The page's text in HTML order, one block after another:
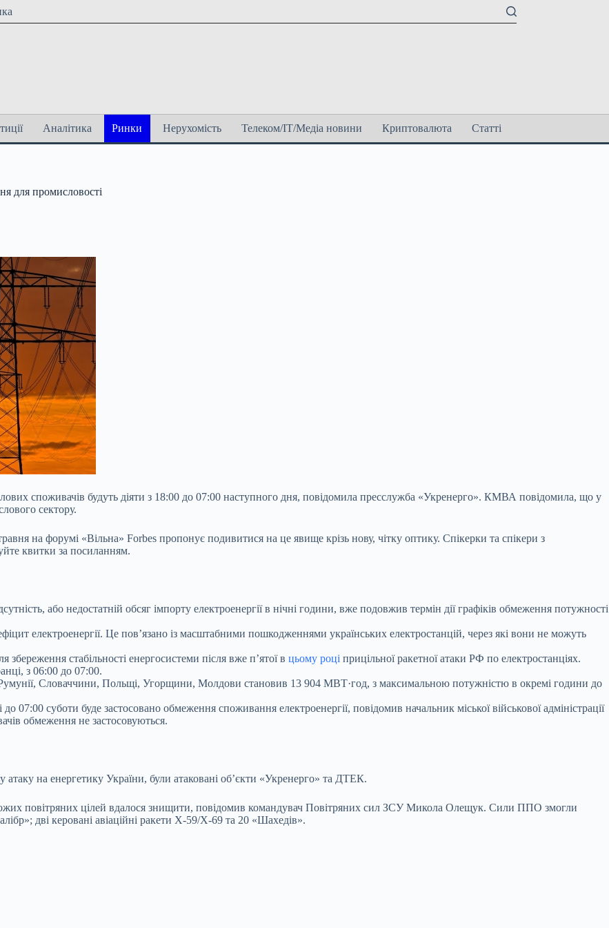
Аналітика Ринки Нерухомість Телеком/ІТ/Медіа новини Криптовалюта Статті
для промисловості
споживачів будуть діяти з 18:00 до 07:00 наступного дня, повідомила пресслужба «Укренерго». КМВА повідомила, що у
сектору.
на форумі «Вільна» Forbes пропонує подивитися на це явище крізь нову, чітку оптику. Спікерки та спікери з
квитки за посиланням.
або недостатній обсяг імпорту електроенергії в нічні години, вже подовжив термін дії графіків обмеження потужності
електроенергії. Це повʼязано із масштабними пошкодженнями українських електростанцій, через які вони не можуть
стабільності енергосистеми після вже п’ятої в цьому році прицільної ракетної атаки РФ по електростанціях.
з 06:00 до 07:00.
Румунії, Словаччини, Польщі, Угорщини, Молдови становив 13 904 МВТ·год, з максимальною потужністю в окремі години до
07:00 суботи буде застосовано обмеження споживання електроенергії, повідомив начальник міської військової адміністрації
обмеження не застосовуються.
атаку на енергетику України, були атаковані обʼєкти «Укренерго» та ДТЕК.
повітряних цілей вдалося знищити, повідомив командувач Повітряних сил ЗСУ Микола Олещук. Сили ППО змогли
дві керовані авіаційні ракети Х-59/Х-69 та 20 «Шахедів».